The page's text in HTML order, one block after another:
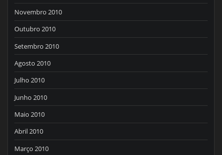
Novembro 2010
Outubro 2010
Setembro 2010
Agosto 2010
Julho 2010
Junho 2010
Maio 2010
Abril 2010
Março 2010